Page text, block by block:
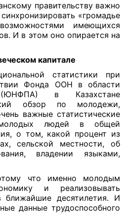
правительству важно
«громадье
имеющихся
И в этом оно опирается на
капитале
статистики при
Фонда ООН в области
(ЮНФПА) в Казахстане
обзор по молодежи,
важные статистические
людей в общей
о том, какой процент из
сельской местности, об
владении языками,
что именно молодым
и реализовывать
ближайшие десятилетия. И
данные трудоспособного